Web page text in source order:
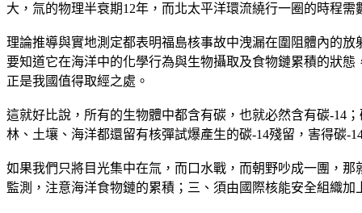
大，氚的物理半衰期12年，而北太平洋環流繞行一圈的時程
理論推導與實地測定都表明福島核事故中洩漏在圍阻體內的
要知道它在海洋中的化學行為與生物攝取及食物鏈累積的狀
正是我國值得取經之處。
這就好比說，所有的生物體中都含有碳，也就必然含有碳-14
林、土壤、海洋都還留有核彈試爆產生的碳-14殘留，害得碳-
如果我們只將目光集中在氚，而口水戰，而朝野吵成一團，
監測，注意海洋食物鏈的累積；三、須由國際核能安全組織